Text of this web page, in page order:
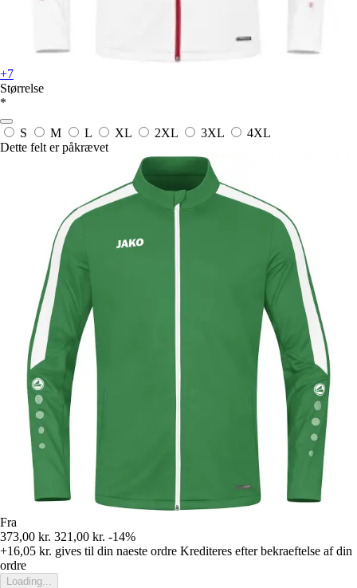
+7
Størrelse
*
S M L XL 2XL 3XL
4XL
Dette felt er påkrævet
Fra
373,00 kr. 321,00 kr. -14%
+16,05 kr. gives til din naeste ordre Krediteres efter bekraeftelse af din
ordre
Loading...